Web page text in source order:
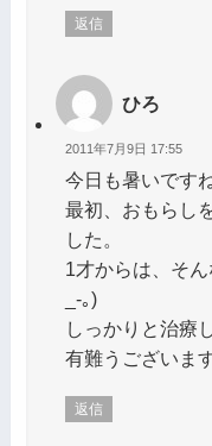
返信
ひろ
2011年7月9日 17:55
今日も暑いです
最初、おもらし
した。
1才からは、そ
_-｡)
しっかりと治療
有難うございま
返信